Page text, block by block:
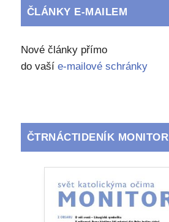
ČLÁNKY E-MAILEM
Nové články přímo
do vaší e-mailové schránky
ČTRNÁCTIDENÍK MONITOR